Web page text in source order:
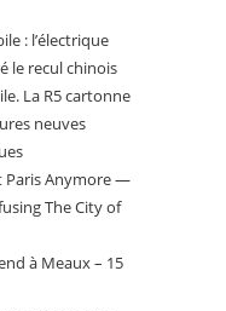
: l’électrique
le recul chinois
La R5 cartonne
neuves
Paris Anymore —
The City of
à Meaux – 15